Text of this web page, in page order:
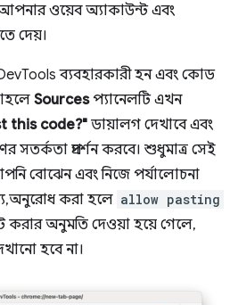
ওয়েব অ্যাকাউন্ট এবং
দেয়।
ব্যবহারকারী হন এবং কোড
Sourcesপ্যানেলটি এখন
this code?" ডায়ালগ দেখাবে এবং
সতর্কতা প্রদর্শন করবে। শুধুমাত্র সেই
বোঝেন এবং নিজে পর্যালোচনা
অনুরোধ করা হলে allow pasting
অনুমতি দেওয়া হয়ে গেলে,
হবে না।